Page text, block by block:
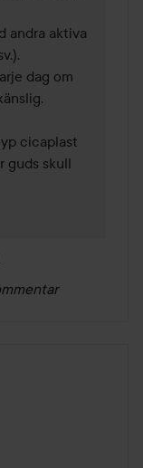
cicaplast
guds skull